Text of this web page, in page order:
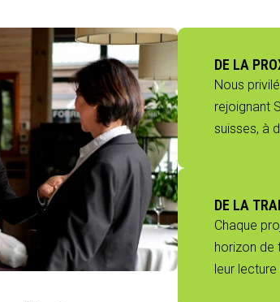
DE LA
Nous
rejoignant
suisses, à
DE LA
Chaque
horizon de
leur